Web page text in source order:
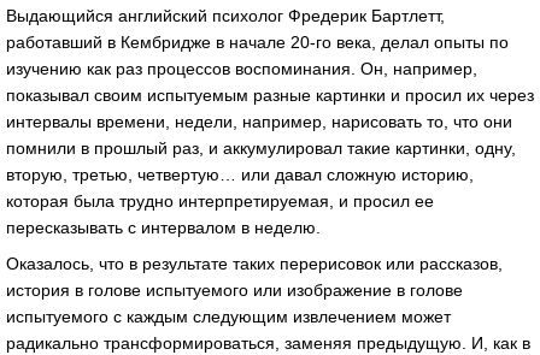
Выдающийся английский психолог Фредерик Бартлетт,
работавший в Кембридже в начале 20-го века, делал опыты по
изучению как раз процессов воспоминания. Он, например,
показывал своим испытуемым разные картинки и просил их через
интервалы времени, недели, например, нарисовать то, что они
помнили в прошлый раз, и аккумулировал такие картинки, одну,
вторую, третью, четвертую… или давал сложную историю,
которая была трудно интерпретируемая, и просил ее
пересказывать с интервалом в неделю.
Оказалось, что в результате таких перерисовок или рассказов,
история в голове испытуемого или изображение в голове
испытуемого с каждым следующим извлечением может
радикально трансформироваться, заменяя предыдущую. И, как в